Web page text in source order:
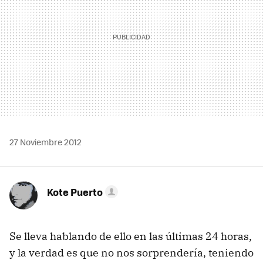
27 Noviembre 2012
Kote Puerto
Se lleva hablando de ello en las últimas 24 horas,
y la verdad es que no nos sorprendería, teniendo